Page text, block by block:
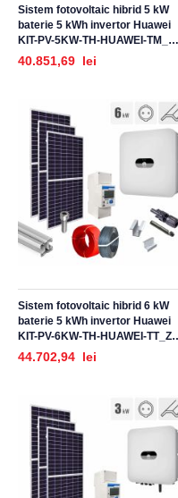
Sistem fotovoltaic hibrid 5 kW
baterie 5 kWh invertor Huawei
KIT-PV-5KW-TH-HUAWEI-TM_Z,
trifazat, cu montaj, prindere
pentru acoperis tigla metalica
40.851,69 lei
Sistem fotovoltaic hibrid 6 kW
baterie 5 kWh invertor Huawei
KIT-PV-6KW-TH-HUAWEI-TT_Z,
trifazat, cu montaj, prindere
pentru acoperis panouri
44.702,94 lei